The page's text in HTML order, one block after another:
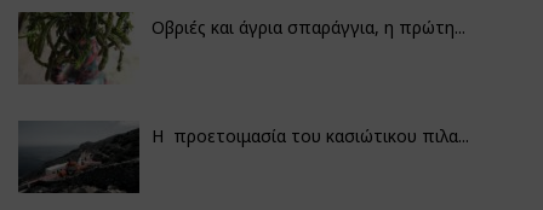
Οβριές και άγρια σπαράγγια, η πρώτη...
Η προετοιμασία του κασιώτικου πιλα...